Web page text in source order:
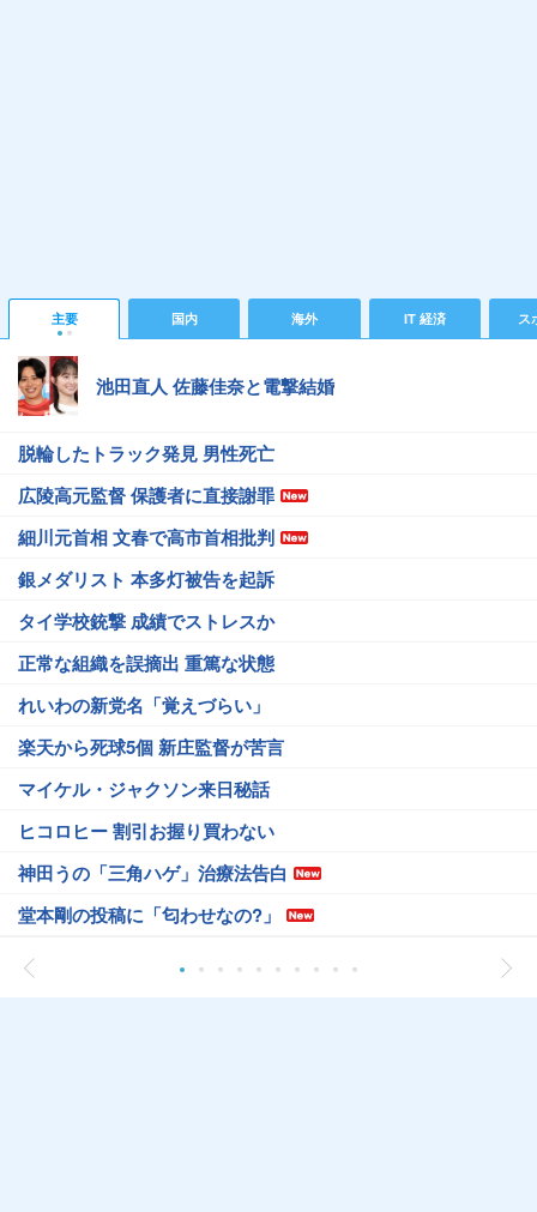
主要 国内 海外 IT 経済 ス
池田直人 佐藤佳奈と電撃結婚
脱輪したトラック発見 男性死亡
広陵高元監督 保護者に直接謝罪
細川元首相 文春で高市首相批判
銀メダリスト 本多灯被告を起訴
タイ学校銃撃 成績でストレスか
正常な組織を誤摘出 重篤な状態
れいわの新党名「覚えづらい」
楽天から死球5個 新庄監督が苦言
マイケル・ジャクソン来日秘話
ヒコロヒー 割引お握り買わない
神田うの「三角ハゲ」治療法告白
堂本剛の投稿に「匂わせなの?」